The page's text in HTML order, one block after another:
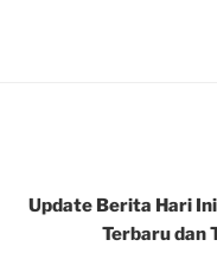
Update Berita Hari
Terbaru dan